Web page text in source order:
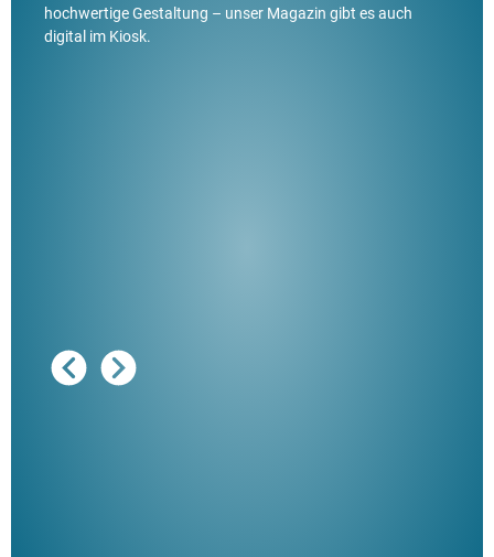
hochwertige Gestaltung – unser Magazin gibt es auch
digital im Kiosk.